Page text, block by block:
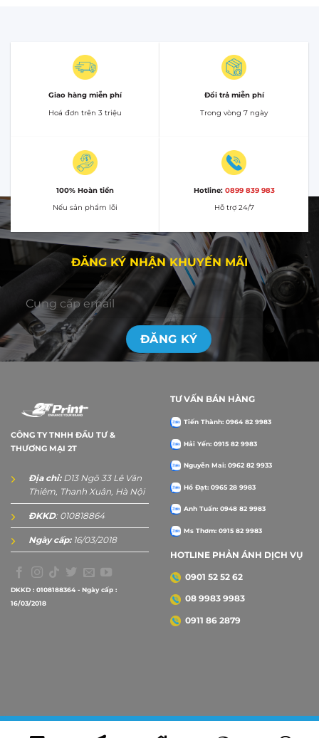
Giao hàng miễn phí
Hoá đơn trên 3 triệu
Đổi trả miễn phí
Trong vòng 7 ngày
100% Hoàn tiền
Nếu sản phẩm lỗi
Hotline: 0899 839 983
Hỗ trợ 24/7
ĐĂNG KÝ NHẬN KHUYẾN MÃI
CÔNG TY TNHH ĐẦU TƯ &
THƯƠNG MẠI 2T
Địa chỉ:D13 Ngõ 33 Lê Văn
Thiêm, Thanh Xuân, Hà Nội
ĐKKD: 010818864
Ngày cấp:16/03/2018
DKKD : 0108188364 - Ngày cấp :
16/03/2018
TƯ VẤN BÁN HÀNG
Tiến Thành: 0964 82 9983
Hải Yến: 0915 82 9983
Nguyễn Mai: 0962 82 9933
Hồ Đạt: 0965 28 9983
Anh Tuấn: 0948 82 9983
Ms Thơm: 0915 82 9983
HOTLINE PHẢN ÁNH DỊCH VỤ
0901 52 52 62
08 9983 9983
0911 86 2879